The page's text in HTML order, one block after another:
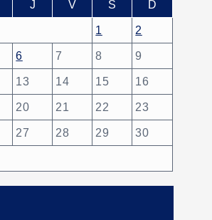
J V S D
1 2
6 7 8 9
13 14 15 16
20 21 22 23
27 28 29 30